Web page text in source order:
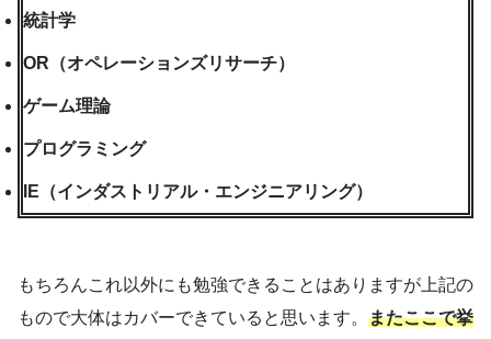
統計学
OR（オペレーションズリサーチ）
ゲーム理論
プログラミング
IE（インダストリアル・エンジニアリング）
もちろんこれ以外にも勉強できることはありますが上記の
もので大体はカバーできていると思います。 またここで挙